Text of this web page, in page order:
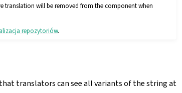
translation will be removed from the component when
repozytoriów.
translators can see all variants of the string at